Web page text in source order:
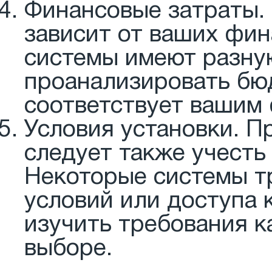
Финансовые
зависит от ваших
системы имеют
проанализировать
соответствует
Условия установки.
следует также
Некоторые системы
условий или доступа
изучить требования
выборе.